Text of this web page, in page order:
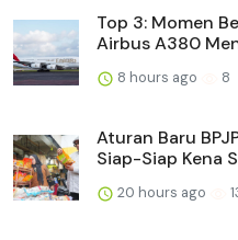
Top 3: Momen
Airbus A380
8 hours ago 8
Aturan Baru
Siap-Siap Kena
20 hours ago